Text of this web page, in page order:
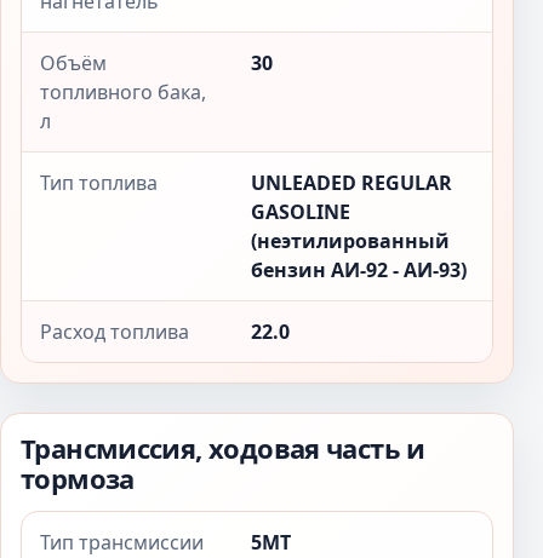
Объём
топливного бака,
л
30
Тип топлива
UNLEADED REGULAR
GASOLINE
(неэтилированный
бензин АИ-92 - АИ-93)
Расход топлива 22.0
Трансмиссия, ходовая часть и
тормоза
Тип трансмиссии 5MT